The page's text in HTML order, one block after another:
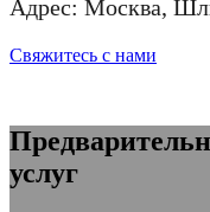
Адрес: Москва,
Свяжитесь с нами
услуг